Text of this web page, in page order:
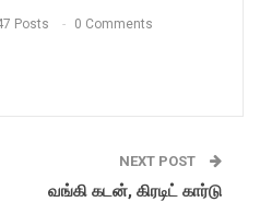
Posts 0 Comments
NEXT POST
வங்கி கடன், கிரடிட் கார்டு